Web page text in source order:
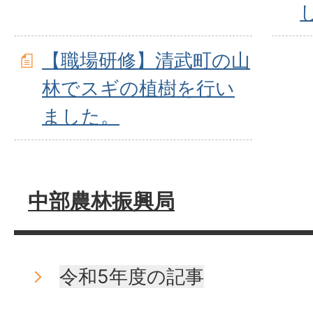
【職場研修】清武町の山
林でスギの植樹を行い
ました。
中部農林振興局
令和5年度の記事